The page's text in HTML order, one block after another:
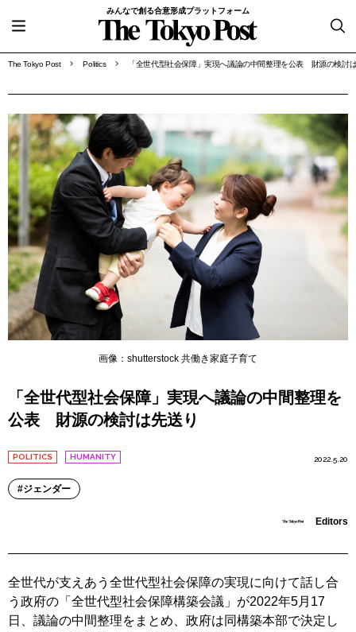
みんなで創る合意形成プラットフォーム
The Tokyo Post Politics 「全世代型社会保障」実現へ議論の中間整理を公表 財源の検討
画像：shutterstock 共働き家庭子育て
「全世代型社会保障」実現へ議論の中間整理を
公表 財源の検討は先送り
POLITICS HUMANITY 2022.5.20
ジェンダー
Editors
全世代が支えあう全世代型社会保障の実現に向けて話し合
う政府の「全世代型社会保障構築会議」が2022年5月17
日、議論の中間整理をまとめ、政府は同構築本部で決定し